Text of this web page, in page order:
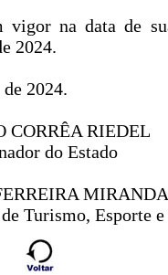
vigor na data de
2024.
2024.
CORRÊA RIEDEL
do Estado
MIRANDA
Turismo, Esporte